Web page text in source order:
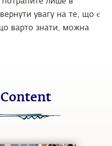
увагу на те, що є
варто знати, можна